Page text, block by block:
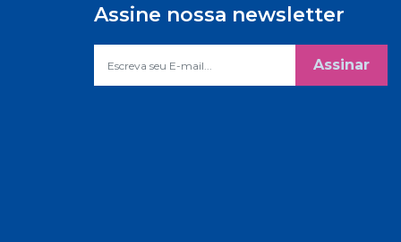
Assine nossa newsletter
Assinar